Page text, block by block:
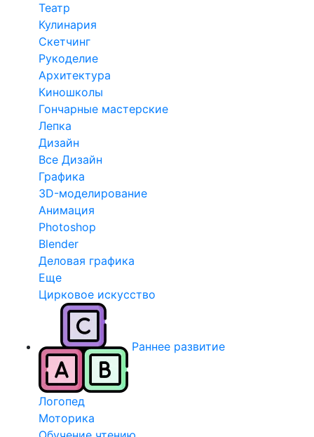
Театр
Кулинария
Скетчинг
Рукоделие
Архитектура
Киношколы
Гончарные мастерские
Лепка
Дизайн
Все Дизайн
Графика
3D-моделирование
Анимация
Photoshop
Blender
Деловая графика
Еще
Цирковое искусство
Раннее развитие
Логопед
Моторика